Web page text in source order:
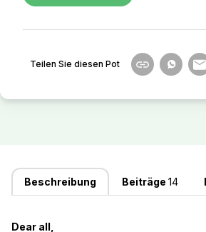
Teilen Sie diesen Pot
Beschreibung Beiträge 14
Dear all,